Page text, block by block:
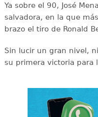
Ya sobre el 90, José
salvadora, en la que
brazo el tiro de Ronald
Sin lucir un gran nivel,
su primera victoria para